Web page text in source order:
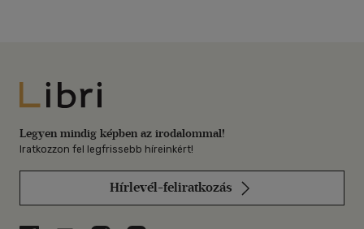
Libri
Legyen mindig képben az irodalommal!
Iratkozzon fel legfrissebb híreinkért!
Hírlevél-feliratkozás